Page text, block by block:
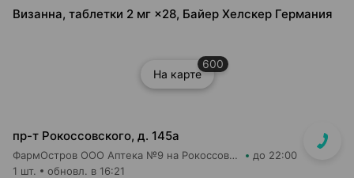
Визанна, таблетки 2 мг ×28, Байер Хелскер Германия
На карте
600
пр-т Рокоссовского, д. 145а
ФармОстров ООО Аптека №9 на Рокоссовского до 22:00
1 шт. обновл. в 16:21